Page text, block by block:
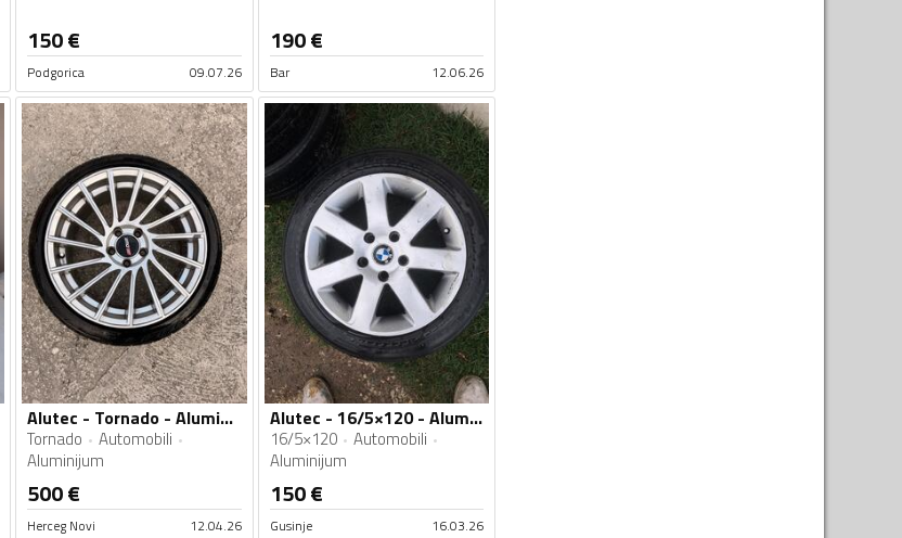
150€
Podgorica 09.07.26
190€
Bar 12.06.26
Alutec - Tornado - Aluminijum felne
Tornado
Automobili
Aluminijum
500€
Herceg Novi 12.04.26
Alutec - 16/5×120 - Aluminijum felne
16/5×120
Automobili
Aluminijum
150€
Gusinje 16.03.26